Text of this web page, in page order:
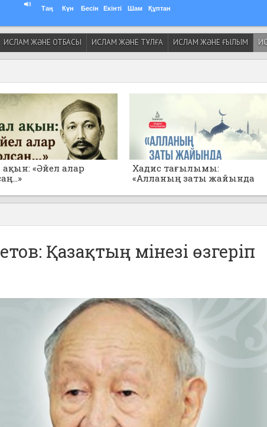
Таң Күн Бесін Екінті Шам Құптан
ИСЛАМ ЖӘНЕ ОТБАСЫ ИСЛАМ ЖӘНЕ ТҰЛҒА ИСЛАМ ЖӘНЕ ҒЫЛЫМ
«Әйел алар
Хадис тағылымы:
«Алланың заты жайында
Қазақтың мінезі өзгеріп